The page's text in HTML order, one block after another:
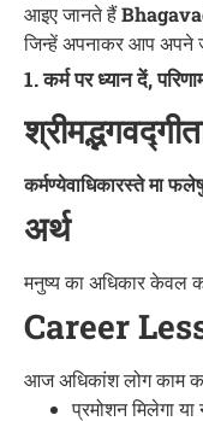
आइए जानते हैं
जिन्हें अपनाकर आप अपने
1. कर्म पर ध्यान दें,
कर्मण्येवाधिकारस्ते मा
अर्थ
मनुष्य का अधिकार केवल
Career
आज अधिकांश लोग काम
प्रमोशन मिलेगा या